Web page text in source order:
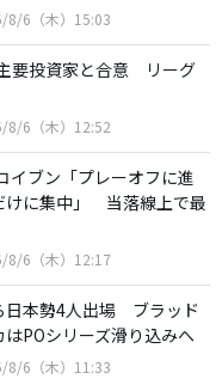
8/6（木）15:03
要投資家と合意 リーグ
8/6（木）12:52
イブン「プレーオフに進
けに集中」 当落線上で最
8/6（木）12:17
日本勢4人出場 ブラッド
POシリーズ滑り込みへ
8/6（木）11:33